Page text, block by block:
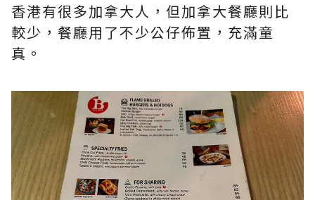
香港有很多加拿大人，但加拿大餐廳則比
較少，餐廳用了不少公仔佈置，充滿童
真。